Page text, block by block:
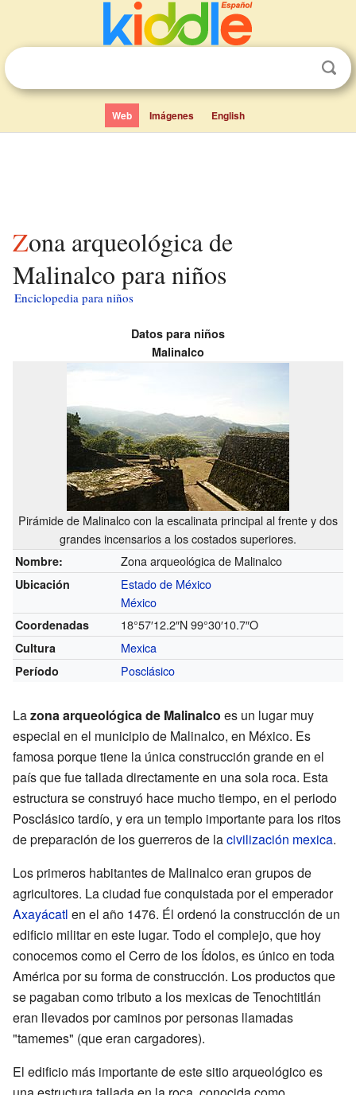
Web Imágenes English
Zona arqueológica de
Malinalco para niños
Enciclopedia para niños
Datos para niños
Malinalco
Pirámide de Malinalco con la escalinata principal al frente y dos
grandes incensarios a los costados superiores.
Nombre: Zona arqueológica de Malinalco
Ubicación
Estado de México
México
Coordenadas 18°57′12.2″N99°30′10.7″O
Cultura Mexica
Período Posclásico
Lazona arqueológica de Malinalco es un lugar muy
especial en el municipio de Malinalco, en México. Es
famosa porque tiene la única construcción grande en el
país que fue tallada directamente en una sola roca. Esta
estructura se construyó hace mucho tiempo, en el periodo
Posclásico tardío, y era un templo importante para los ritos
de preparación de los guerreros de lacivilización mexica.
Los primeros habitantes de Malinalco eran grupos de
agricultores. La ciudad fue conquistada por el emperador
Axayácatl en el año 1476. Él ordenó la construcción de un
edificio militar en este lugar. Todo el complejo, que hoy
conocemos como el Cerro de los Ídolos, es único en toda
América por su forma de construcción. Los productos que
se pagaban como tributo a los mexicas de Tenochtitlán
eran llevados por caminos por personas llamadas
"tamemes" (que eran cargadores).
El edificio más importante de este sitio arqueológico es